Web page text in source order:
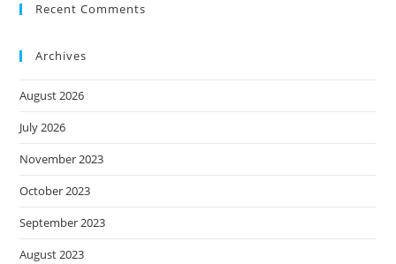
Recent Comments
Archives
August 2026
July 2026
November 2023
October 2023
September 2023
August 2023